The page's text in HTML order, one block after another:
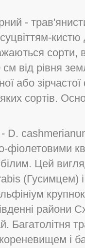
-
сорти, в
від рівня
або
сортів.
D.
Цей
(Гусимцем)
райони
Багатолітня
і